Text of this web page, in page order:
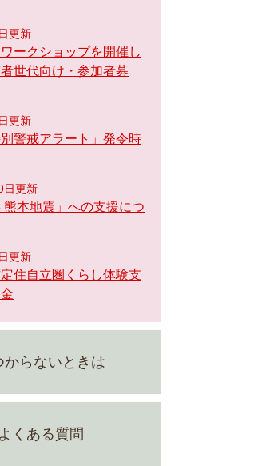
更新
ークショップを開催し
世代向け・参加者募
更新
別警戒アラート」発令時
日更新
熊本地震」への支援につ
更新
住自立圏くらし体験支
からないときは
よくある質問